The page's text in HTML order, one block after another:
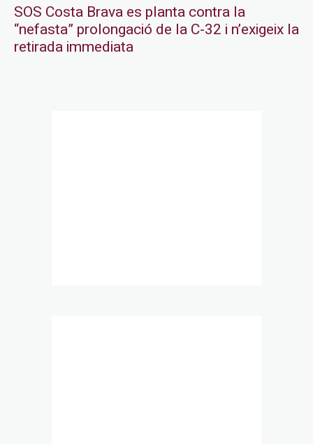
SOS Costa Brava es planta contra la
“nefasta” prolongació de la C-32 i n’exigeix la
retirada immediata